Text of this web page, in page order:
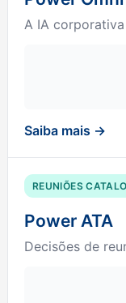
A IA
Saiba mais →
REUNIÕES
Power ATA
Decisões de